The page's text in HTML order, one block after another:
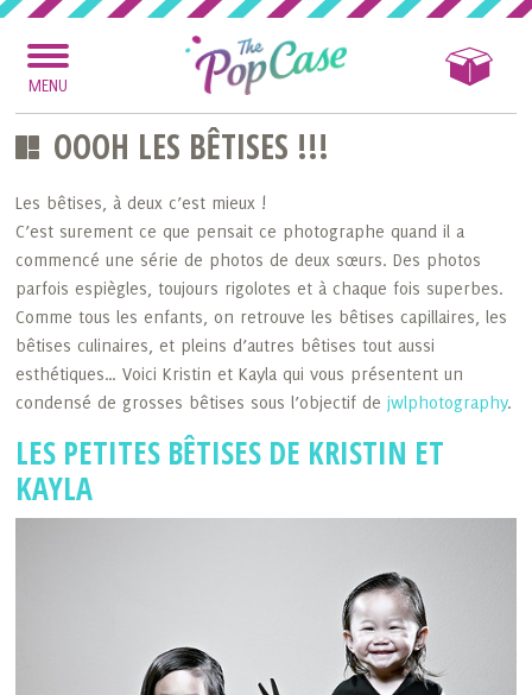
MENU
OOOH LES BÊTISES !!!
Les bêtises, à deux c’est mieux !
C’est surement ce que pensait ce photographe quand il a
commencé une série de photos de deux sœurs. Des photos
parfois espiègles, toujours rigolotes et à chaque fois superbes.
Comme tous les enfants, on retrouve les bêtises capillaires, les
bêtises culinaires, et pleins d’autres bêtises tout aussi
esthétiques… Voici Kristin et Kayla qui vous présentent un
condensé de grosses bêtises sous l’objectif dejwlphotography.
LES PETITES BÊTISES DE KRISTIN ET
KAYLA